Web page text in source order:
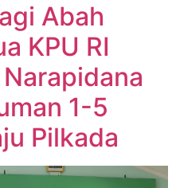
Abah
KPU RI
1-5
Pilkada